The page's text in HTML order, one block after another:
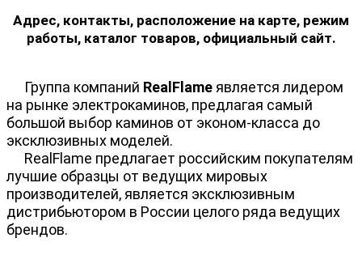
Адрес, контакты, расположение на карте, режим
работы, каталог товаров, официальный сайт.
Группа компаний RealFlameявляется лидером
на рынке электрокаминов, предлагая самый
большой выбор каминов от эконом-класса до
эксклюзивных моделей.
RealFlame предлагает российским покупателям
лучшие образцы от ведущих мировых
производителей, является эксклюзивным
дистрибьютором в России целого ряда ведущих
брендов.